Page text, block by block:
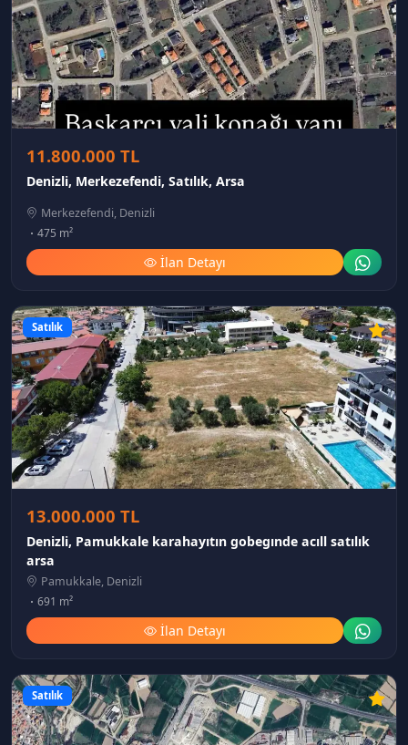
11.800.000 TL
Denizli, Merkezefendi, Satılık, Arsa
Merkezefendi, Denizli
475 m²
İlan Detayı
Satılık
13.000.000 TL
Denizli, Pamukkale karahayıtın gobegınde acıll satılık
arsa
Pamukkale, Denizli
691 m²
İlan Detayı
Satılık